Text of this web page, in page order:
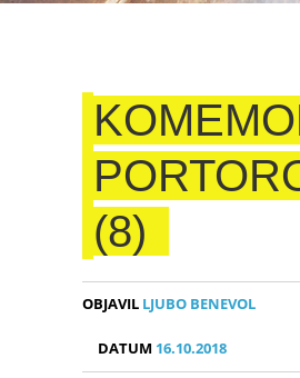
(8)
OBJAVIL LJUBO BENEVOL
DATUM 16.10.2018